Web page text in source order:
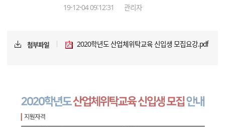
19-12-04 09:12:31 관리자
첨부파일 2020학년도 산업체위탁교육 신입생 모집요강.pdf